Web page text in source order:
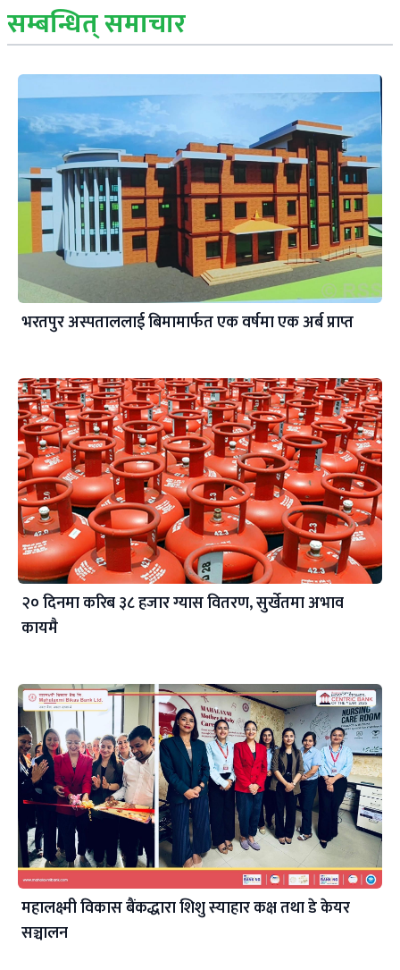
सम्बन्धित् समाचार
भरतपुर अस्पताललाई बिमामार्फत एक वर्षमा एक अर्ब प्राप्त
२० दिनमा करिब ३८ हजार ग्यास वितरण, सुर्खेतमा अभाव
कायमै
महालक्ष्मी विकास बैंकद्धारा शिशु स्याहार कक्ष तथा डे केयर
सञ्चालन